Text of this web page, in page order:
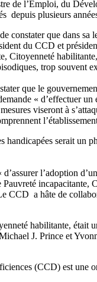
de l’Emploi, du
depuis plusieurs
constater que dans
du CCD et
Citoyenneté
trop souvent
que le
« d’effectuer un
viseront à
handicapées serait un
l’adoption
CCD a hâte de
habilitante, était
J. Prince et
(CCD) est une